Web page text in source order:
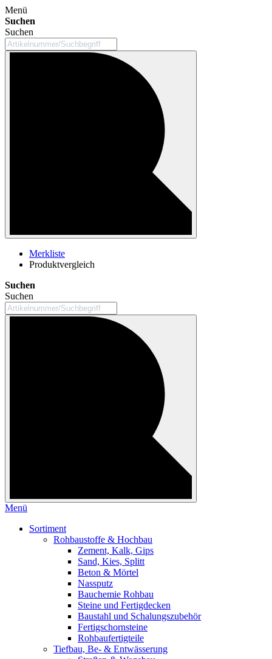
Menü
Suchen
Suchen
Merkliste
Produktvergleich
Suchen
Suchen
Menü
Sortiment
Rohbaustoffe & Hochbau
Zement, Kalk, Gips
Sand, Kies, Splitt
Beton & Mörtel
Nassputz
Bauchemie Rohbau
Steine und Fertigdecken
Baustahl und Schalungszubehör
Fertigschornsteine
Rohbaufertigteile
Tiefbau, Be- & Entwässerung